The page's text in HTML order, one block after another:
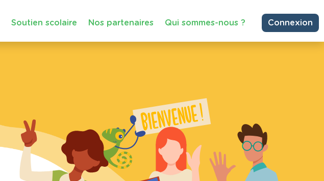
Soutien scolaire Nos partenaires Qui sommes-nous ? Connexion